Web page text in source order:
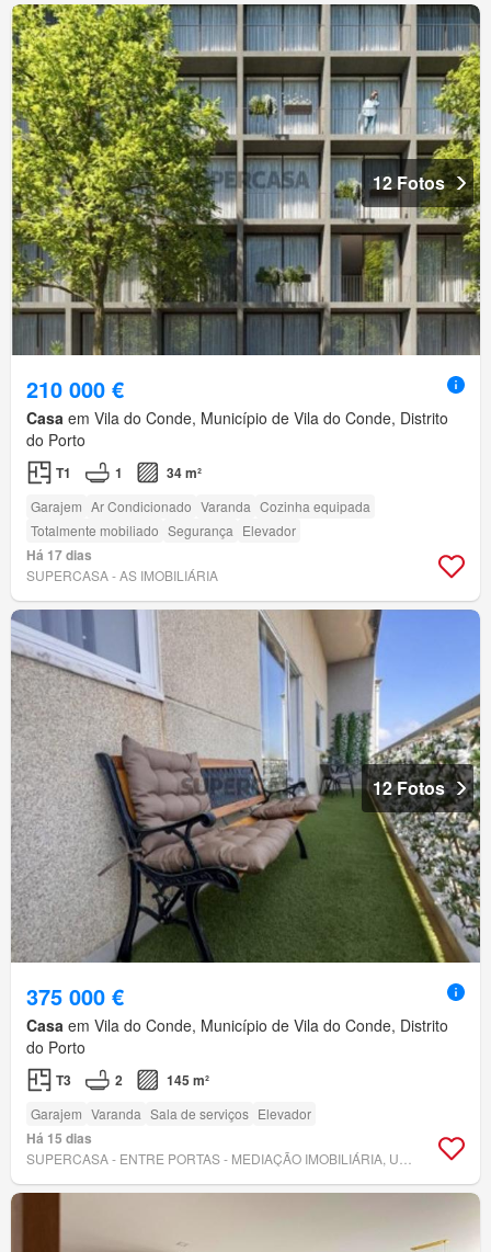
12 Fotos
210 000 €
Casa em Vila do Conde, Município de Vila do Conde, Distrito
do Porto
T1 1 34 m²
Garajem Ar Condicionado Varanda Cozinha equipada
Totalmente mobiliado Segurança Elevador
Há 17 dias
SUPERCASA - AS IMOBILIÁRIA
12 Fotos
375 000 €
Casa em Vila do Conde, Município de Vila do Conde, Distrito
do Porto
T3 2 145 m²
Garajem Varanda Sala de serviços Elevador
Há 15 dias